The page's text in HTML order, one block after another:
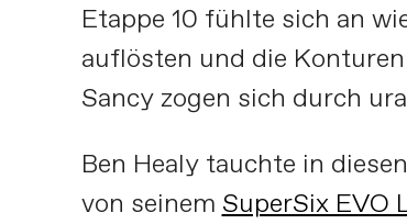
Etappe 10 fühlte sich an
auflösten und die
Sancy zogen sich durch
Ben Healy tauchte in
von seinem SuperSix EVO